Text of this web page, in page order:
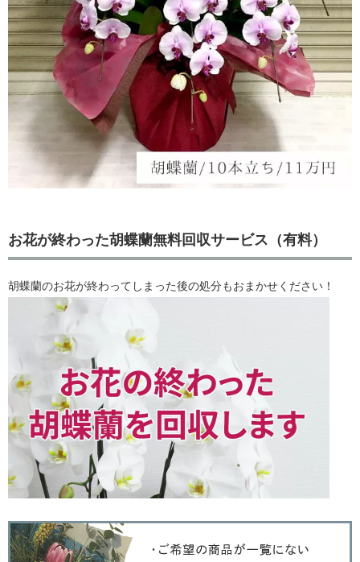
お花が終わった胡蝶蘭無料回収サービス（有料）
胡蝶蘭のお花が終わってしまった後の処分もおまかせください！